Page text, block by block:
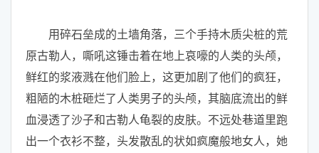
用碎石垒成的土墙角落，三个手持木质尖桩的荒
原古勒人，嘶吼这锤击着在地上哀嚎的人类的头颅，
鲜红的浆液溅在他们脸上，这更加剧了他们的疯狂，
粗陋的木桩砸烂了人类男子的头颅，其脑底流出的鲜
血浸透了沙子和古勒人龟裂的皮肤。不远处巷道里跑
出一个衣衫不整，头发散乱的状如疯魔般地女人，她